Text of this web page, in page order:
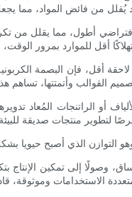
أطول، مما يقلل من
أقل، فإن البصمة
الراتنجات المُعاد تدويرها
إلى تمكين الإنتاج